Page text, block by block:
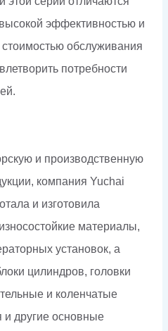
эффективностью и
стоимостью обслуживания
потребности
и производственную
компания Yuchai
и изготовила
материалы,
установок, а
цилиндров, головки
и коленчатые
другие основные